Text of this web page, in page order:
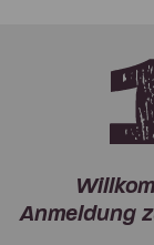
Anmeldung